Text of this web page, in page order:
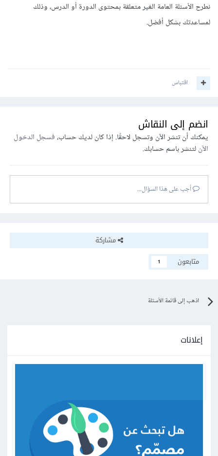
نطرح الأسئلة العامة الغير متعلقة بمحتوى الدورة أو الدرس، وذلك
لمساعدتك بشكل أفضل.
اقتباس
انضم إلى النقاش
يمكنك أن تنشر الآن وتسجل لاحقًا. إذا كان لديك حساب،فسجل الدخول
الآنلتنشر باسم حسابك.
أجب على هذا السؤال...
مشاركة
متابعون
1
اذهب إلى قائمة الأسئلة
إعلانات